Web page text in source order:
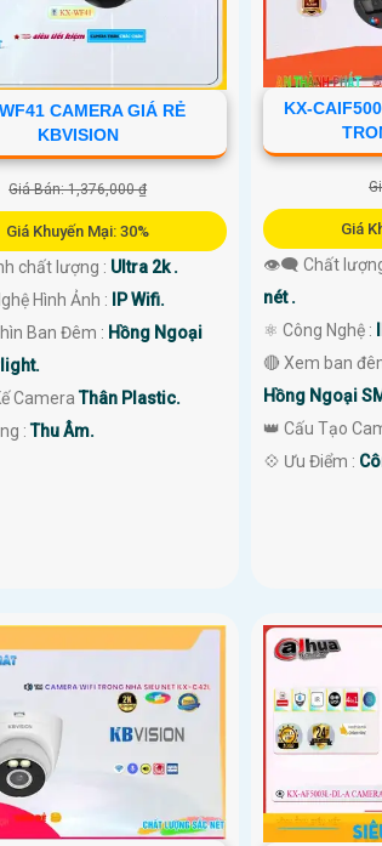
CAMERA GIÁ RẺ
KBVISION
Giá Bán: 1,376,000 ₫
Giá Khuyến Mại: 30%
chất lượng : Ultra 2k .
Hình Ảnh :
IP Wifi.
Ban Đêm : Hồng Ngoại
CameraThân Plastic.
:Thu Âm.
KX-
Giá
👁️‍🗨 Chất
nét .
⚛️ Công Nghệ :
🔴 Xem ban
Hồng Ngoại
👑 Cấu Tạo
️💠 Ưu Điểm :